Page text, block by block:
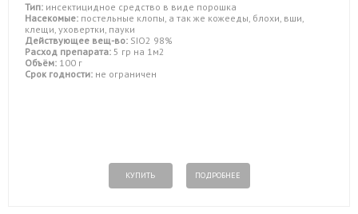
Тип: инсектицидное средство в виде порошка
Насекомые: постельные клопы, а так же кожееды, блохи, вши,
клещи, уховертки, пауки
Действующее вещ-во: SIO2 98%
Расход препарата: 5 гр на 1м2
Объём: 100 г
Срок годности: не ограничен
КУПИТЬ ПОДРОБНЕЕ